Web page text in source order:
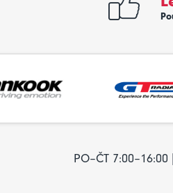
PO–ČT 7:00–16:00